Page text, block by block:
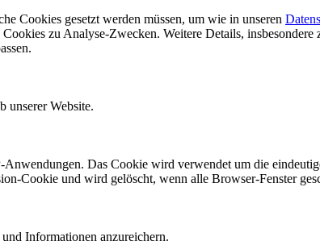
Cookies gesetzt werden müssen, um wie in unseren
zu Analyse-Zwecken. Weitere Details,
unserer Website.
Das Cookie wird verwendet um die
Cookie und wird gelöscht, wenn alle Browser-Fenster
Informationen anzureichern.